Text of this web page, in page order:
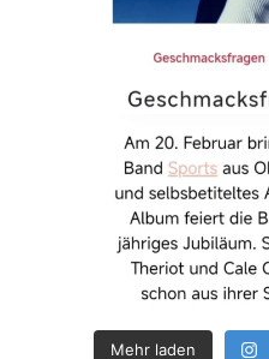
Mehr laden